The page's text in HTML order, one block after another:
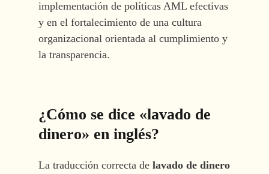
implementación de políticas AML efectivas
y en el fortalecimiento de una cultura
organizacional orientada al cumplimiento y
la transparencia.
¿Cómo se dice «lavado de
dinero» en inglés?
La traducción correcta de lavado de dinero